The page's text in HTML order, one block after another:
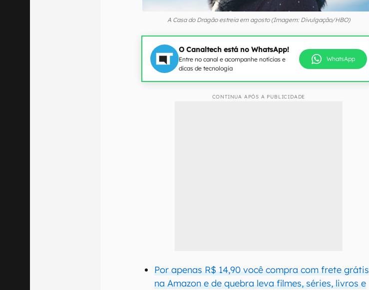
A Casa do Dragão estreia em agosto (Imagem: Divulgação/HBO)
O Canaltech está no WhatsApp!
Entre no canal e acompanhe notícias e
dicas de tecnologia
WhatsApp
CONTINUA APÓS A PUBLICIDADE
Por apenas R$ 14,90 você compra com frete grátis
na Amazon e de quebra leva filmes, séries, livros e